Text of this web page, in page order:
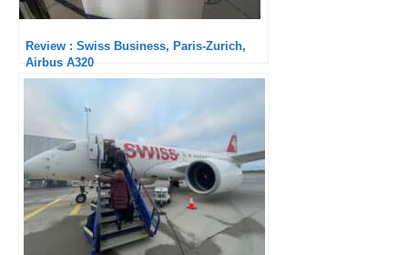
Review : Swiss Business, Paris-Zurich,
Airbus A320